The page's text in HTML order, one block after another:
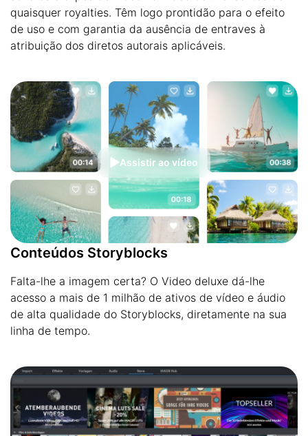
quaisquer royalties. Têm logo prontidão para o efeito
de uso e com garantia da ausência de entraves à
atribuição dos diretos autorais aplicáveis.
Assistir ao vídeo
Conteúdos Storyblocks
Falta-lhe a imagem certa? O Video deluxe dá-lhe
acesso a mais de 1 milhão de ativos de vídeo e áudio
de alta qualidade do Storyblocks, diretamente na sua
linha de tempo.